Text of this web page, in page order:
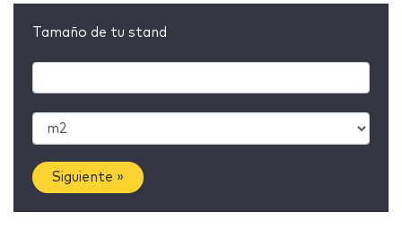
Tamaño de tu stand
Siguiente »